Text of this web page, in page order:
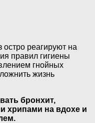
остро реагируют на
правил гигиены
гнойных
жизнь
бронхит,
хрипами на вдохе и